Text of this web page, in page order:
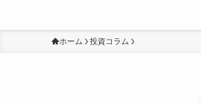
ホーム 投資コラム